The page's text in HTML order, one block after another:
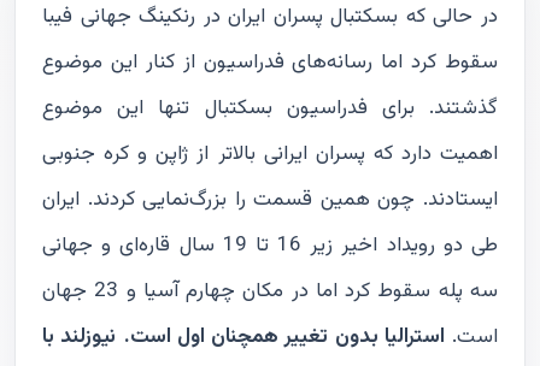
در حالی که بسکتبال پسران ایران در رنکینگ جهانی فیبا
سقوط کرد اما رسانه‌های فدراسیون از کنار این موضوع
گذشتند. برای فدراسیون بسکتبال تنها این موضوع
اهمیت دارد که پسران ایرانی بالاتر از ژاپن و کره جنوبی
ایستادند. چون همین قسمت را بزرگ‌نمایی کردند. ایران
طی دو رویداد اخیر زیر 16 تا 19 سال قاره‌ای و جهانی
سه پله سقوط کرد اما در مکان چهارم آسیا و 23 جهان
است. استرالیا بدون تغییر همچنان اول است. نیوزلند با